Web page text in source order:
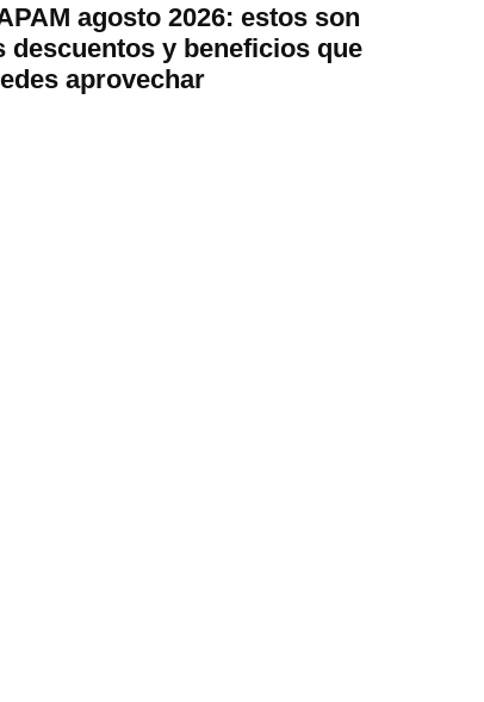
agosto 2026: estos son
descuentos y beneficios que
aprovechar